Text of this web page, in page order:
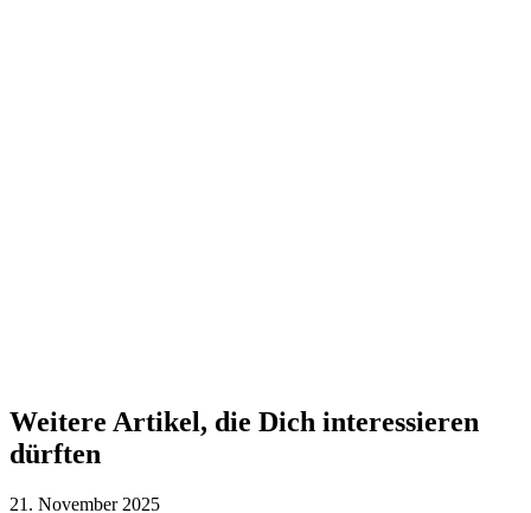
Weitere Artikel, die Dich interessieren
dürften
21. November 2025